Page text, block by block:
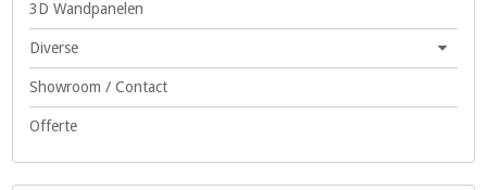
3D Wandpanelen
Diverse
Showroom / Contact
Offerte